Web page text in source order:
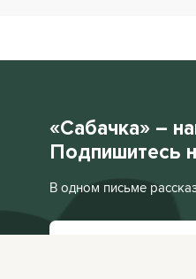
«Сабачка» –
Подпишитесь
В одном письме